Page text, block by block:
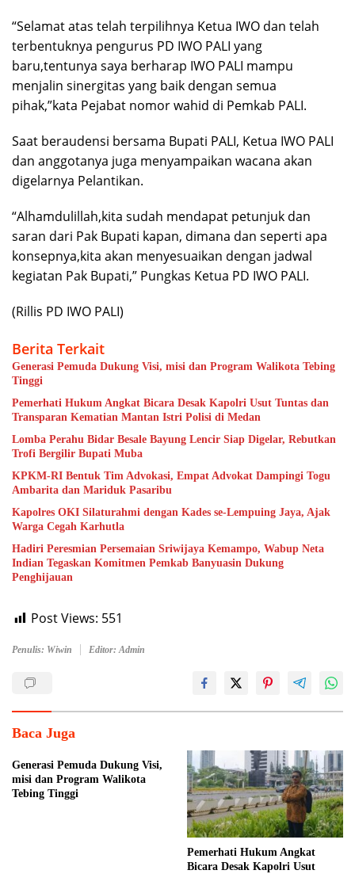
“Selamat atas telah terpilihnya Ketua IWO dan telah
terbentuknya pengurus PD IWO PALI yang
baru,tentunya saya berharap IWO PALI mampu
menjalin sinergitas yang baik dengan semua
pihak,”kata Pejabat nomor wahid di Pemkab PALI.
Saat beraudensi bersama Bupati PALI, Ketua IWO PALI
dan anggotanya juga menyampaikan wacana akan
digelarnya Pelantikan.
“Alhamdulillah,kita sudah mendapat petunjuk dan
saran dari Pak Bupati kapan, dimana dan seperti apa
konsepnya,kita akan menyesuaikan dengan jadwal
kegiatan Pak Bupati,” Pungkas Ketua PD IWO PALI.
(Rillis PD IWO PALI)
Berita Terkait
Generasi Pemuda Dukung Visi, misi dan Program Walikota Tebing
Tinggi
Pemerhati Hukum Angkat Bicara Desak Kapolri Usut Tuntas dan
Transparan Kematian Mantan Istri Polisi di Medan
Lomba Perahu Bidar Besale Bayung Lencir Siap Digelar, Rebutkan
Trofi Bergilir Bupati Muba
KPKM-RI Bentuk Tim Advokasi, Empat Advokat Dampingi Togu
Ambarita dan Mariduk Pasaribu
Kapolres OKI Silaturahmi dengan Kades se-Lempuing Jaya, Ajak
Warga Cegah Karhutla
Hadiri Peresmian Persemaian Sriwijaya Kemampo, Wabup Neta
Indian Tegaskan Komitmen Pemkab Banyuasin Dukung
Penghijauan
Post Views: 551
Penulis: Wiwin Editor: Admin
Baca Juga
Generasi Pemuda Dukung Visi,
misi dan Program Walikota
Tebing Tinggi
Pemerhati Hukum Angkat
Bicara Desak Kapolri Usut